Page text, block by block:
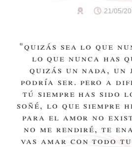
21/05/
"quizás sea lo que
lo que nunca has
quizás un nada, un
podría ser. pero a
tú siempre has sido
soñé, lo que siempre
para el amor no
no me rendiré, te
vas amar con todo